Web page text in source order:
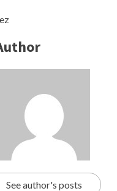
See author's posts